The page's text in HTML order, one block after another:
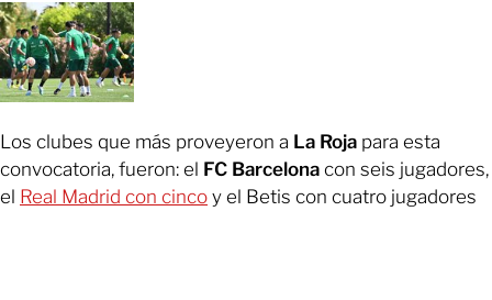
Los clubes que más proveyeron a La Roja para esta
convocatoria, fueron: el FC Barcelona con seis jugadores,
el Real Madrid con cinco y el Betis con cuatro jugadores